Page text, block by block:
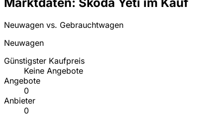
Neuwagen vs. Gebrauchtwagen
Neuwagen
Günstigster Kaufpreis
Keine Angebote
Angebote
0
Anbieter
0